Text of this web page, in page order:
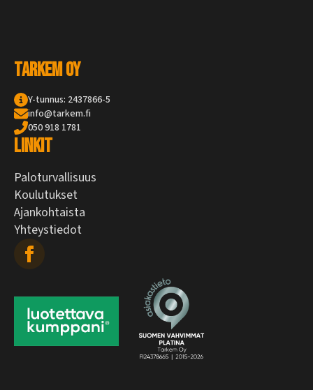
Tarkem Oy
Y-tunnus: 2437866-5
info@tarkem.fi
050 918 1781
Linkit
Paloturvallisuus
Koulutukset
Ajankohtaista
Yhteystiedot